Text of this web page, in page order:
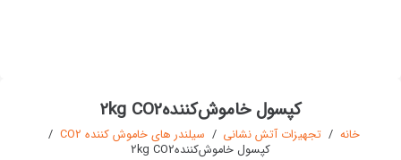
کپسول خاموش‌کننده2kg CO2
خانه / تجهیزات آتش نشانی / سیلندر های خاموش کننده CO2
/
کپسول خاموش‌کننده2kg CO2